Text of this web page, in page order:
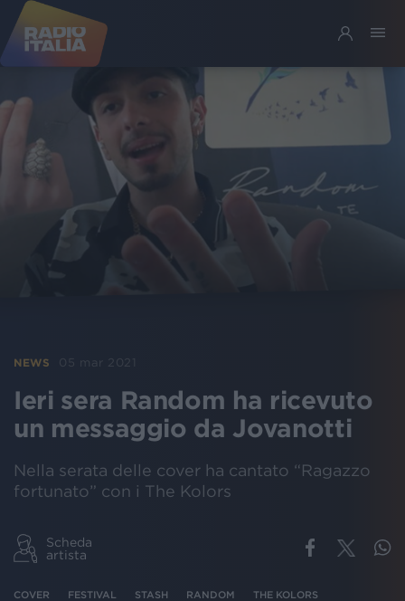
NEWS 05 mar 2021
Ieri sera Random ha ricevuto
un messaggio da Jovanotti
Nella serata delle cover ha cantato “Ragazzo
fortunato” con i The Kolors
Scheda
artista
COVER FESTIVAL STASH RANDOM THE KOLORS